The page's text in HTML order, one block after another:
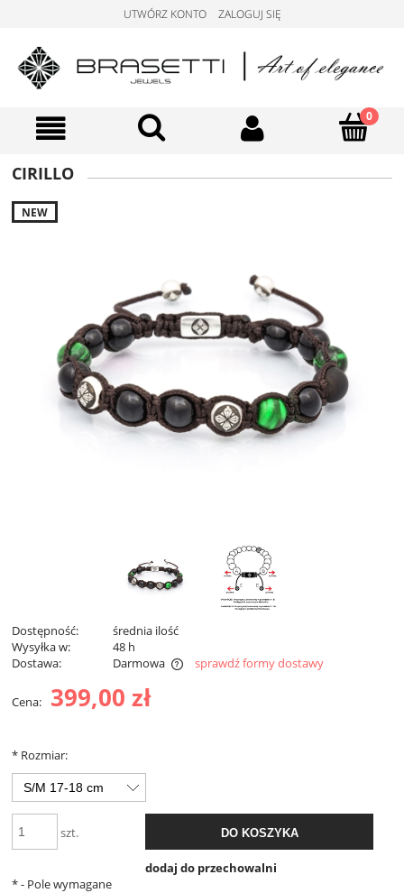
UTWÓRZ KONTO ZALOGUJ SIĘ
CIRILLO
NEW
Dostępność:
średnia ilość
Wysyłka w:
48 h
Dostawa:
Darmowa
sprawdź formy dostawy
Cena: 399,00 zł
* Rozmiar:
szt. DO KOSZYKA
dodaj do przechowalni
*- Pole wymagane